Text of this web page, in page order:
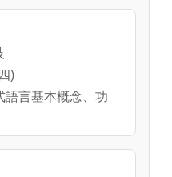
)
言基本概念、功